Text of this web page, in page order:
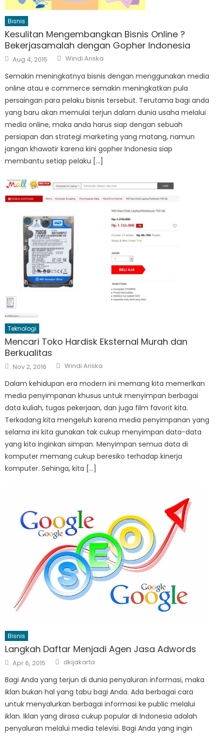
Bisnis
Kesulitan Mengembangkan Bisnis Online ?
Bekerjasamalah dengan Gopher Indonesia
Posted
on
Aug 4, 2015 Author
Windi Ariska
Semakin meningkatnya bisnis dengan menggunakan media
online atau e commerce semakin meningkatkan pula
persaingan para pelaku bisnis tersebut. Terutama bagi anda
yang baru akan memulai terjun dalam dunia usaha melalui
media online, maka anda harus siap dengan sebuah
persiapan dan strategi marketing yang matang, namun
jangan khawatir karena kini gopher Indonesia siap
membantu setiap pelaku […]
Teknologi
Mencari Toko Hardisk Eksternal Murah dan
Berkualitas
Posted
on
Nov 2, 2016 Author
Windi Ariska
Dalam kehidupan era modern ini memang kita memerlkan
media penyimpanan khusus untuk menyimpan berbagai
data kuliah, tugas pekerjaan, dan juga film favorit kita.
Terkadang kita mengeluh karena media penyimpanan yang
selama ini kita gunakan tak cukup menyimpan data-data
yang kita inginkan simpan. Menyimpan semua data di
komputer memang cukup beresiko terhadap kinerja
komputer. Sehinga, kita […]
Bisnis
Langkah Daftar Menjadi Agen Jasa Adwords
Posted
on
Apr 6, 2015 Author
dkijakarta
Bagi Anda yang terjun di dunia penyaluran informasi, maka
iklan bukan hal yang tabu bagi Anda. Ada berbagai cara
untuk menyalurkan berbagai informasi ke public melalui
iklan. Iklan yang dirasa cukup popular di Indonesia adalah
penyaluran melalui media televisi. Bagi Anda yang ingin